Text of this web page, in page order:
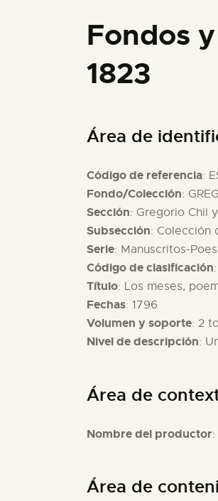
Fondos
1823
Área de
Código de referencia:
Fondo/Colección:
Sección: Gregorio Chil
Subsección: Colección
Serie: Manuscritos-
Código de clasificación
Título: Los meses,
Fechas: 1796
Volumen y soporte: 2
Nivel de descripción:
Área de
Nombre del productor
Área de